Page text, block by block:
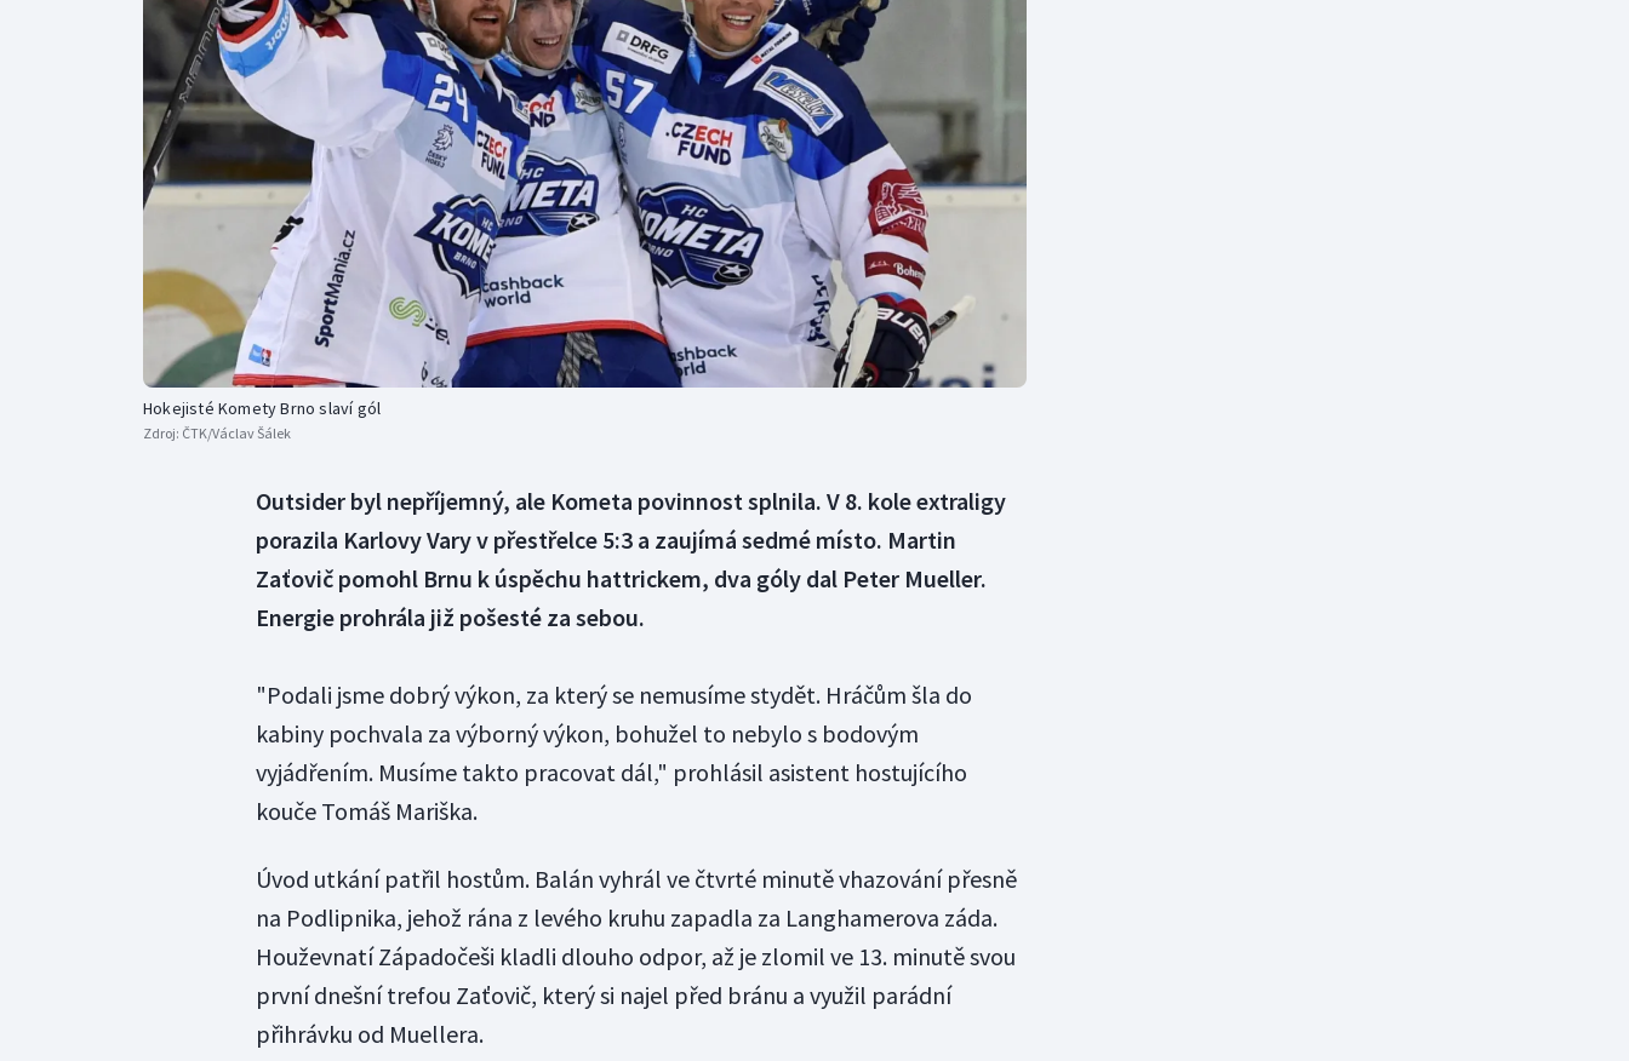
Curling
Dostihy
Florbal
Futsal
Golf
Gymnastika
Moderní pětiboj
Motorsport
Olympijské hry
Parasport
Plavání
Plážový volejbal
Triatlon
Vodní slalom
Volejbal
Ostatní
Hokejisté Komety Brno slaví gól
Zdroj: ČTK/Václav Šálek
Outsider byl nepříjemný, ale Kometa povinnost splnila. V 8. kole extraligy
porazila Karlovy Vary v přestřelce 5:3 a zaujímá sedmé místo. Martin
Zaťovič pomohl Brnu k úspěchu hattrickem, dva góly dal Peter Mueller.
Energie prohrála již pošesté za sebou.
"Podali jsme dobrý výkon, za který se nemusíme stydět. Hráčům šla do
kabiny pochvala za výborný výkon, bohužel to nebylo s bodovým
vyjádřením. Musíme takto pracovat dál," prohlásil asistent hostujícího
kouče Tomáš Mariška.
Úvod utkání patřil hostům. Balán vyhrál ve čtvrté minutě vhazování přesně
na Podlipnika, jehož rána z levého kruhu zapadla za Langhamerova záda.
Houževnatí Západočeši kladli dlouho odpor, až je zlomil ve 13. minutě svou
první dnešní trefou Zaťovič, který si najel před bránu a využil parádní
přihrávku od Muellera.